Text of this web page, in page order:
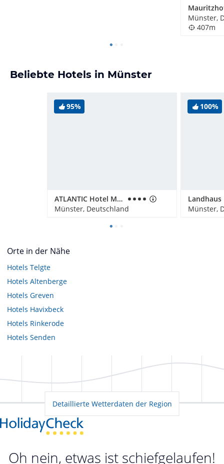
Münster,
407m
Beliebte Hotels in Münster
95%
ATLANTIC Hotel Münster
Münster, Deutschland
100%
Landhaus
Münster,
Orte in der Nähe
Hotels Telgte
Hotels Altenberge
Hotels Greven
Hotels Havixbeck
Hotels Rinkerode
Hotels Senden
Detaillierte Wetterdaten der Region
Oh nein, etwas ist schiefgelaufen!